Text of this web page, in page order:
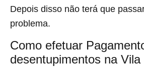
Depois disso não terá que
problema.
Como efetuar
desentupimentos na Vila